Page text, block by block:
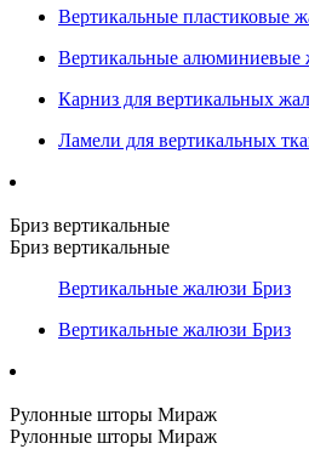
Вертикальные пластиковые
Вертикальные алюминиевые
Карниз для вертикальных
Ламели для вертикальных
Бриз вертикальные
Бриз вертикальные
Вертикальные жалюзи Бриз
Вертикальные жалюзи Бриз
Рулонные шторы Мираж
Рулонные шторы Мираж